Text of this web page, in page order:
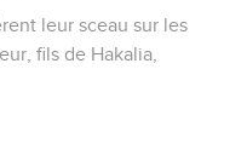
leur sceau sur les
fils de Hakalia,